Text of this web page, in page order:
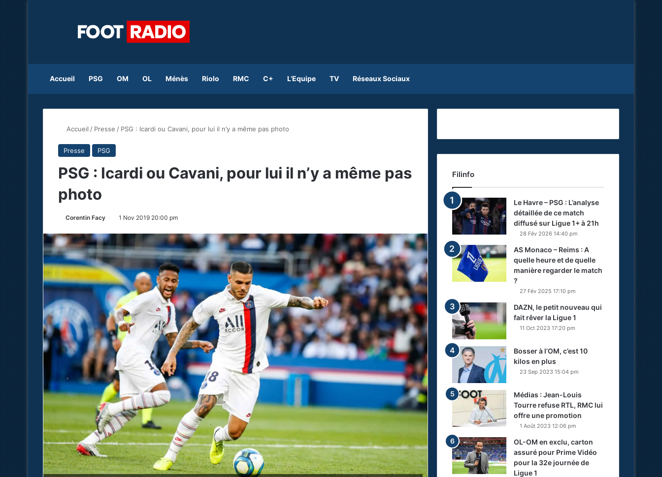
Accueil PSG OM OL Ménès Riolo RMC C+ L’Equipe TV Réseaux Sociaux
Accueil / Presse / PSG : Icardi ou Cavani, pour lui il n’y a même pas photo
Presse PSG
PSG : Icardi ou Cavani, pour lui il n’y a même pas
photo
Corentin Facy 1 Nov 2019 20:00 pm
Filinfo
Le Havre – PSG : L’analyse
détaillée de ce match
diffusé sur Ligue 1+ à 21h
28 Fév 2026 14:40 pm
AS Monaco – Reims : A
quelle heure et de quelle
manière regarder le match
?
27 Fév 2025 17:10 pm
DAZN, le petit nouveau qui
fait rêver la Ligue 1
11 Oct 2023 17:20 pm
Bosser à l’OM, c’est 10
kilos en plus
23 Sep 2023 15:04 pm
Médias : Jean-Louis
Tourre refuse RTL, RMC lui
offre une promotion
1 Août 2023 12:06 pm
OL-OM en exclu, carton
assuré pour Prime Vidéo
pour la 32e journée de
Ligue 1